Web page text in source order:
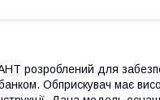
розроблений для
Обприскувач має